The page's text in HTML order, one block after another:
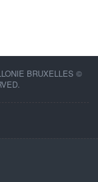
BRUXELLES ©